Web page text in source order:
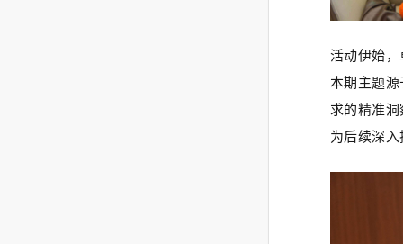
活动伊始，
本期主题
求的精准
为后续深